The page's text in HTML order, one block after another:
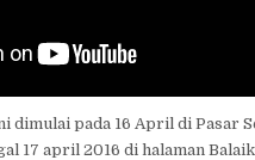
dimulai pada 16 April di Pasar
17 april 2016 di halaman